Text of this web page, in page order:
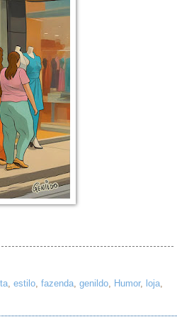
, estilo, fazenda, genildo, Humor, loja,